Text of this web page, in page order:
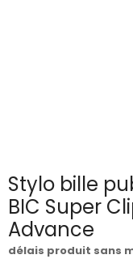
Stylo bille
BIC Super
Advance
délais produit sans